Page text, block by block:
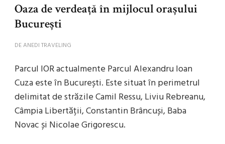
Oaza de verdeață în mijlocul orașului
București
DEANEDI TRAVELING
Parcul IOR actualmente Parcul Alexandru Ioan
Cuza este în București. Este situat în perimetrul
delimitat de străzile Camil Ressu, Liviu Rebreanu,
Câmpia Libertății, Constantin Brâncuși, Baba
Novac și Nicolae Grigorescu.